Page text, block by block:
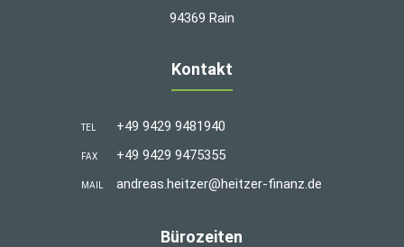
94369 Rain
Kontakt
TEL +49 9429 9481940
FAX +49 9429 9475355
MAIL andreas.heitzer@heitzer-finanz.de
Bürozeiten